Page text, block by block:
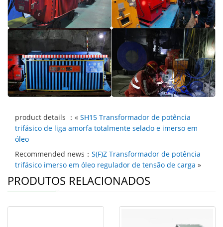
product details ：« SH15 Transformador de potência
trifásico de liga amorfa totalmente selado e imerso em
óleo
Recommended news： S(F)Z Transformador de potência
trifásico imerso em óleo regulador de tensão de carga »
PRODUTOS RELACIONADOS